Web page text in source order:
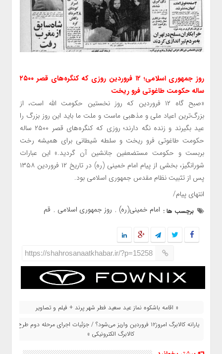
روز جمهوری اسلامی؛ ۱۲ فروردین روزی که کنگره‌های قصر ۲۵۰۰
ساله حکومت طاغوتی فرو ریخت
«صبح گاه ۱۲ فروردین که روز نخستین حکومت الله است، از
بزرگ‌ترین اعیاد ملی و مذهبی ماست و ملت ما باید این روز بزرگ را
عید بگیرند و زنده نگه دارند؛ روزی که کنگره‌های قصر ۲۵۰۰ ساله
حکومت طاغوتی فرو ریخت و سلطه شیطانی برای همیشه رخت
بربست و حکومت مستضعفین جانشین آن گردید.» این عبارات
شورانگیز، بخشی از پیام امام خمینی (ره) در تاریخ ۱۲ فروردین ۱۳۵۸
پس از تثبیت نظام مقدس جمهوری اسلامی بود.
انتهای پیام/
برچسب ها : امام خمینی(ره) , روز جمهوری اسلامی , قم
https://shahrosanaatkhabar.ir/?p=15258
« اقامه باشکوه نماز عید سعید فطر شهر پرند + فیلم و تصاویر
یارانه کالابرگ امروز۱۲ فروردین واریز می‌شود؟ / جزئیات اجرای مرحله دوم طرح
کالابرگ الکترونیکی »